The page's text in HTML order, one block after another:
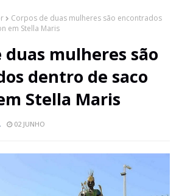
Corpos de duas mulheres são encontrados
em Stella Maris
duas mulheres são
dentro de saco
Stella Maris
02 JUNHO